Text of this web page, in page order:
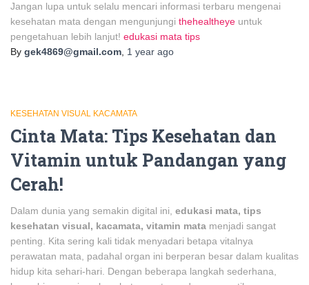
Jangan lupa untuk selalu mencari informasi terbaru mengenai
kesehatan mata dengan mengunjungi thehealtheye untuk
pengetahuan lebih lanjut! edukasi mata tips
By gek4869@gmail.com 1 year ago
KESEHATAN VISUAL KACAMATA
Cinta Mata: Tips Kesehatan dan
Vitamin untuk Pandangan yang
Cerah!
Dalam dunia yang semakin digital ini, edukasi mata, tips
kesehatan visual, kacamata, vitamin mata menjadi sangat
penting. Kita sering kali tidak menyadari betapa vitalnya
perawatan mata, padahal organ ini berperan besar dalam kualitas
hidup kita sehari-hari. Dengan beberapa langkah sederhana,